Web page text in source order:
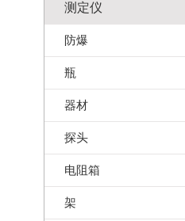
测定仪
防爆
瓶
器材
探头
电阻箱
架